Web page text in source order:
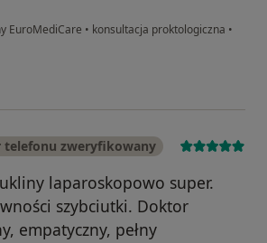
EuroMediCare • konsultacja proktologiczna •
telefonu zweryfikowany
laparoskopowo super.
szybciutki. Doktor
empatyczny, pełny